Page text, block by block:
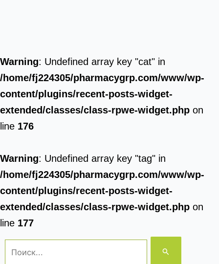
Warning: Undefined array key "cat" in
/home/fj224305/pharmacygrp.com/www/wp-
content/plugins/recent-posts-widget-
extended/classes/class-rpwe-widget.php on
line 176
Warning: Undefined array key "tag" in
/home/fj224305/pharmacygrp.com/www/wp-
content/plugins/recent-posts-widget-
extended/classes/class-rpwe-widget.php on
line 177
Поиск: